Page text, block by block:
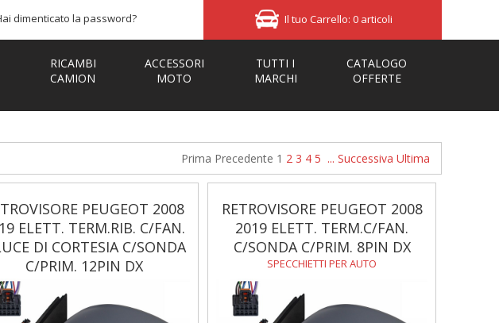
dimenticato la password? Il tuo Carrello: 0 articoli
RICAMBI
CAMION
ACCESSORI
MOTO
TUTTI I
MARCHI
CATALOGO
OFFERTE
Prima Precedente 1 2 3 4 5 ... Successiva Ultima
PEUGEOT 2008
ELETT. TERM.RIB. C/FAN.
DI CORTESIA C/SONDA
C/PRIM. 12PIN DX
RETROVISORE PEUGEOT 2008
2019 ELETT. TERM.C/FAN.
C/SONDA C/PRIM. 8PIN DX
SPECCHIETTI PER AUTO